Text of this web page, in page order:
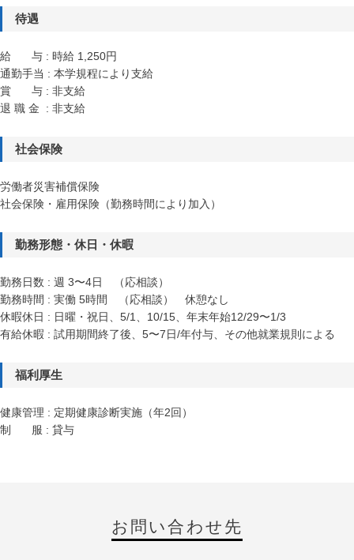
待遇
給 与 : 時給 1,250円
通勤手当 : 本学規程により支給
賞 与 : 非支給
退 職 金 : 非支給
社会保険
労働者災害補償保険
社会保険・雇用保険（勤務時間により加入）
勤務形態・休日・休暇
勤務日数 : 週 3〜4日 （応相談）
勤務時間 : 実働 5時間 （応相談） 休憩なし
休暇休日 : 日曜・祝日、5/1、10/15、年末年始12/29〜1/3
有給休暇 : 試用期間終了後、5〜7日/年付与、その他就業規則による
福利厚生
健康管理 : 定期健康診断実施（年2回）
制 服 : 貸与
お問い合わせ先